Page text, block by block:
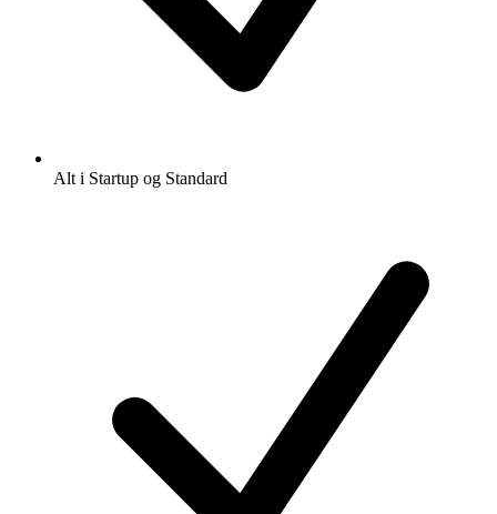
Alt i Startup og Standard